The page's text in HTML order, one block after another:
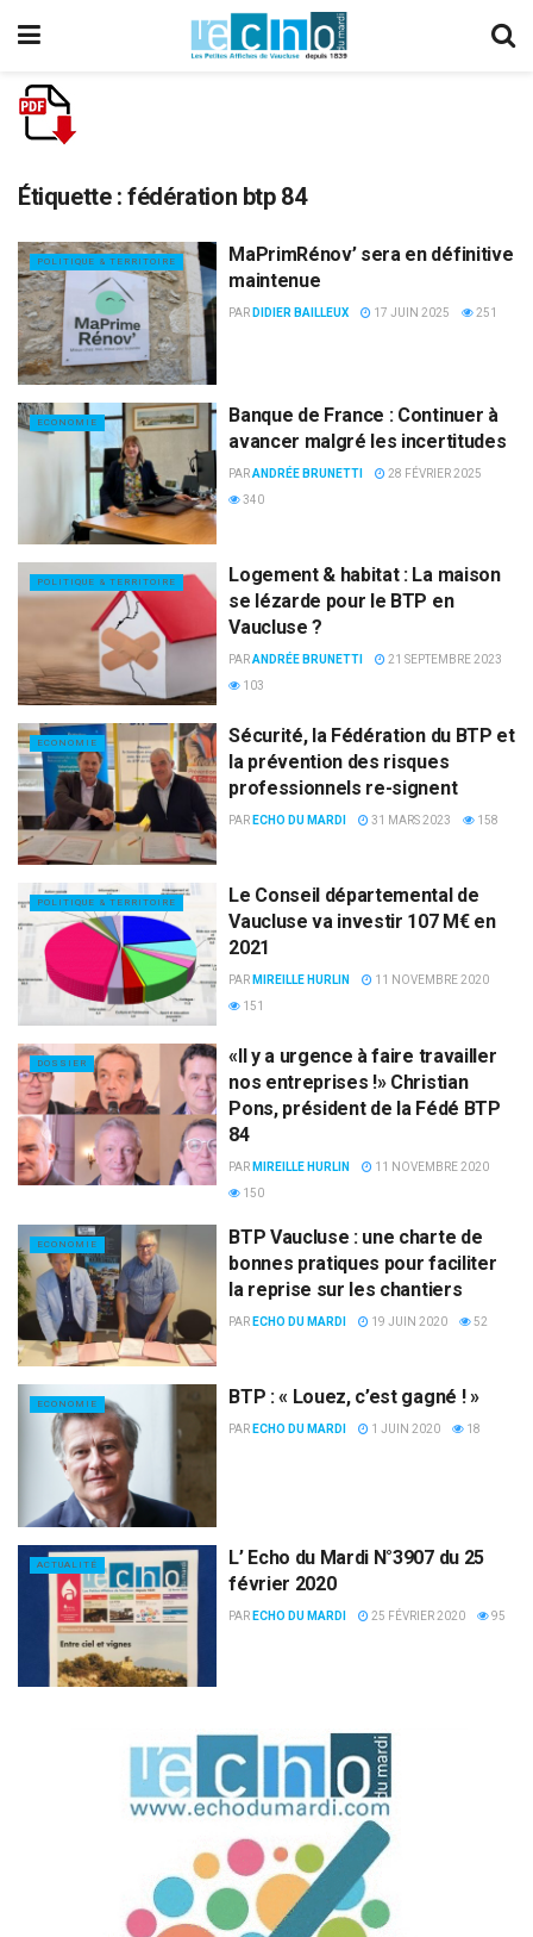
Étiquette :fédération btp 84
POLITIQUE & TERRITOIRE
MaPrimRénov’ sera en définitive
maintenue
PAR DIDIER BAILLEUX 17 JUIN 2025 251
ECONOMIE
Banque de France : Continuer à
avancer malgré les incertitudes
PARANDRÉE BRUNETTI
28 FÉVRIER 2025
340
POLITIQUE & TERRITOIRE
Logement & habitat : La maison
se lézarde pour le BTP en
Vaucluse ?
PARANDRÉE BRUNETTI
21 SEPTEMBRE 2023
103
ECONOMIE
Sécurité, la Fédération du BTP et
la prévention des risques
professionnels re-signent
PAR ECHO DU MARDI 31 MARS 2023 158
POLITIQUE & TERRITOIRE
Le Conseil départemental de
Vaucluse va investir 107 M€ en
2021
PAR MIREILLE HURLIN
11 NOVEMBRE 2020
151
DOSSIER
«Il y a urgence à faire travailler
nos entreprises !» Christian
Pons, président de la Fédé BTP
84
PAR MIREILLE HURLIN
11 NOVEMBRE 2020
150
ECONOMIE
BTP Vaucluse : une charte de
bonnes pratiques pour faciliter
la reprise sur les chantiers
PAR ECHO DU MARDI 19 JUIN 2020 52
ECONOMIE BTP : « Louez, c’est gagné ! »
PAR ECHO DU MARDI 1 JUIN 2020 18
ACTUALITÉ
L’ Echo du Mardi N°3907 du 25
février 2020
PAR ECHO DU MARDI 25 FÉVRIER 2020 95